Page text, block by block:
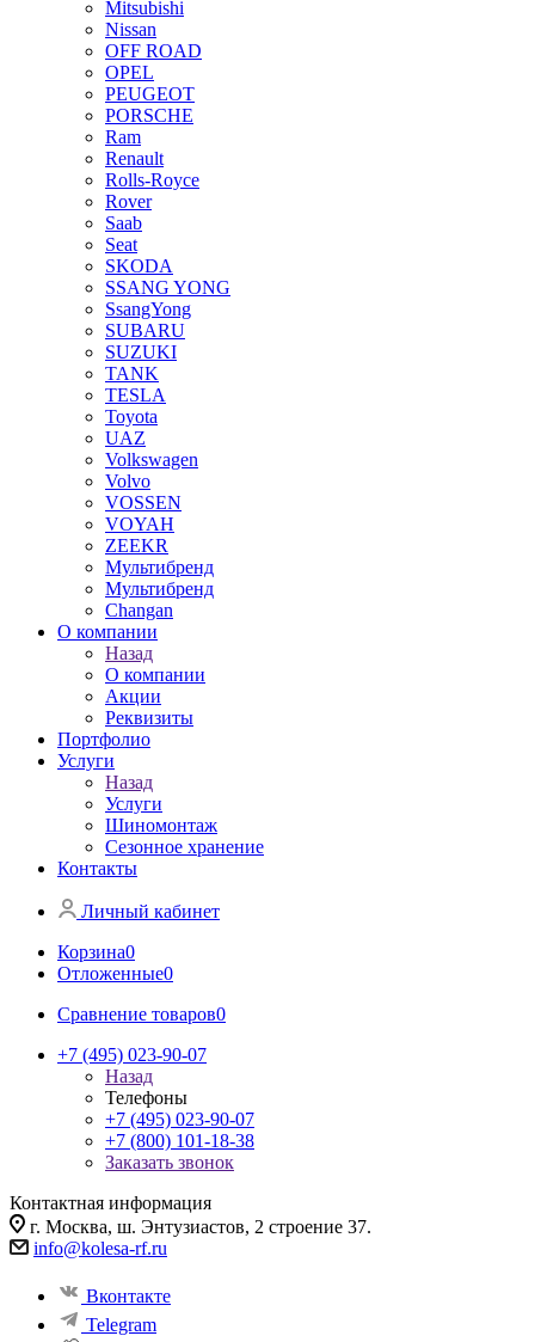
Mitsubishi
Nissan
OFF ROAD
OPEL
PEUGEOT
PORSCHE
Ram
Renault
Rolls-Royce
Rover
Saab
Seat
SKODA
SSANG YONG
SsangYong
SUBARU
SUZUKI
TANK
TESLA
Toyota
UAZ
Volkswagen
Volvo
VOSSEN
VOYAH
ZEEKR
Мультибренд
Мультибренд
Сhangan
О компании
Назад
О компании
Акции
Реквизиты
Портфолио
Услуги
Назад
Услуги
Шиномонтаж
Сезонное хранение
Контакты
Личный кабинет
Корзина0
Отложенные0
Сравнение товаров0
+7 (495) 023-90-07
Назад
Телефоны
+7 (495) 023-90-07
+7 (800) 101-18-38
Заказать звонок
Контактная информация
г. Москва, ш. Энтузиастов, 2 строение 37.
info@kolesa-rf.ru
Вконтакте
Telegram